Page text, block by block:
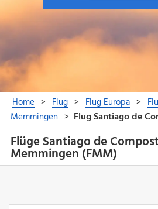
Flüge Santiago de
Memmingen (FMM)